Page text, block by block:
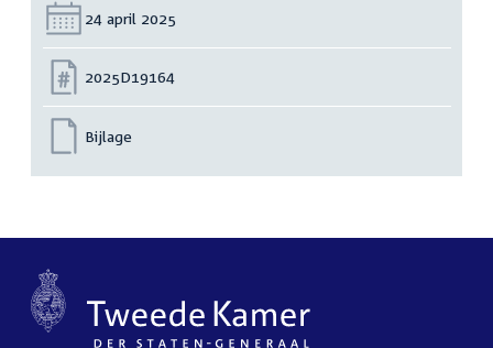
Datum:
24 april 2025
Nummer:
2025D19164
Bijlage